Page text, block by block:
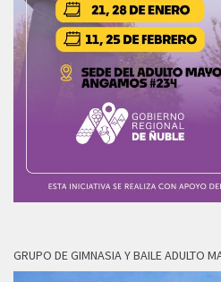
GRUPO DE GIMNASIA Y BAILE ADULTO